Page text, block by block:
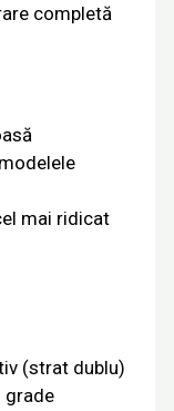
completă
mai ridicat
(strat dublu)
grade